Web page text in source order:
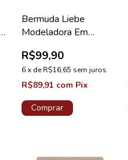
Bermuda Liebe
Modeladora Em
R$99,90
6x deR$16,65 sem juros
R$89,91 com Pix
Comprar